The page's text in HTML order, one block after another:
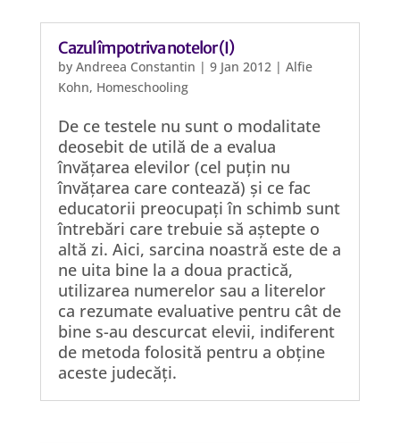
Cazul împotriva notelor (I)
by Andreea Constantin | 9 Jan 2012| Alfie
Kohn, Homeschooling
De ce testele nu sunt o modalitate
deosebit de utilă de a evalua
învățarea elevilor (cel puțin nu
învățarea care contează) și ce fac
educatorii preocupați în schimb sunt
întrebări care trebuie să aștepte o
altă zi. Aici, sarcina noastră este de a
ne uita bine la a doua practică,
utilizarea numerelor sau a literelor
ca rezumate evaluative pentru cât de
bine s-au descurcat elevii, indiferent
de metoda folosită pentru a obține
aceste judecăți.